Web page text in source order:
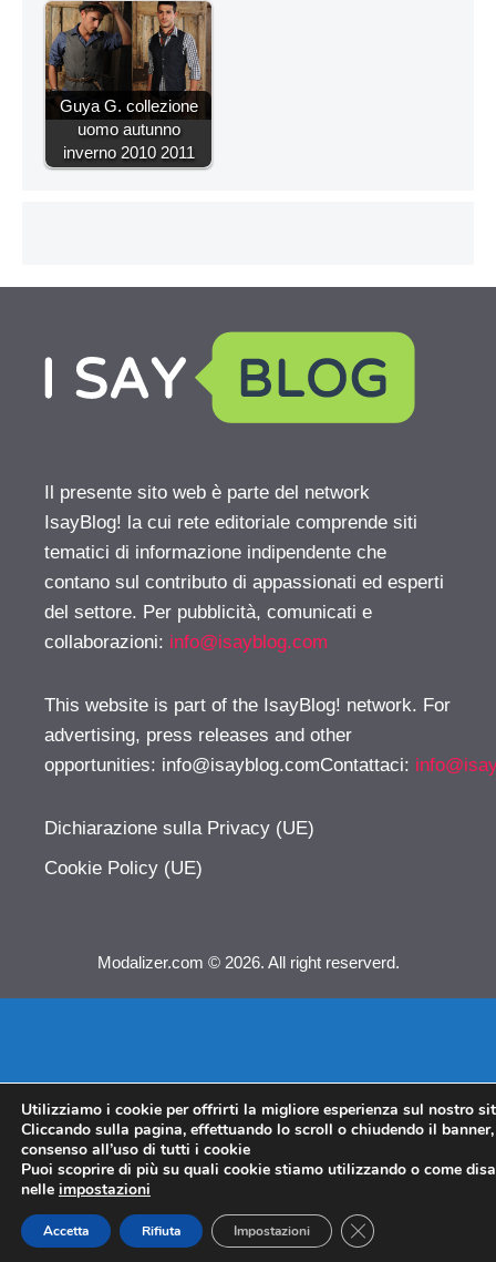
Guya G. collezione
uomo autunno
inverno 2010 2011
Il presente sito web è parte del network
IsayBlog! la cui rete editoriale comprende siti
tematici di informazione indipendente che
contano sul contributo di appassionati ed esperti
del settore. Per pubblicità, comunicati e
collaborazioni: info@isayblog.com
This website is part of the IsayBlog! network. For
advertising, press releases and other
opportunities: info@isayblog.comContattaci:
Dichiarazione sulla Privacy (UE)
Cookie Policy (UE)
Modalizer.com © 2026. All right reserverd.
Utilizziamo i cookie per offrirti la migliore esperienza sul nostro
Cliccando sulla pagina, effettuando lo scroll o chiudendo il
consenso all’uso di tutti i cookie
Puoi scoprire di più su quali cookie stiamo utilizzando o come
nelle impostazioni
Accetta Rifiuta Impostazioni CLOSE GDPR